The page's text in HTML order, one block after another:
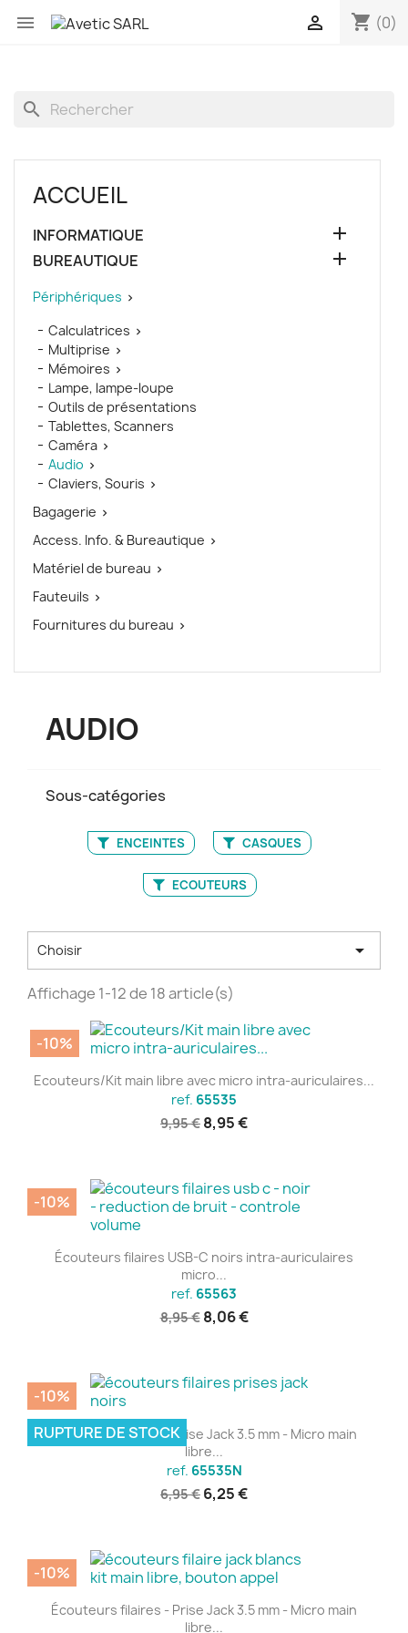
 shopping_cart (0)

search
ACCUEIL
INFORMATIQUE 
BUREAUTIQUE 
Périphériques 
Calculatrices 
Multiprise 
Mémoires 
Lampe, lampe-loupe
Outils de présentations
Tablettes, Scanners
Caméra 
Audio 
Claviers, Souris 
Bagagerie 
Access. Info. & Bureautique 
Matériel de bureau 
Fauteuils 
Fournitures du bureau 
AUDIO
Sous-catégories
ENCEINTES CASQUES
ECOUTEURS
Choisir 
Affichage 1-12 de 18 article(s)
Ecouteurs/Kit main libre avec micro intra-auriculaires...
ref. 65535
9,95 € 8,95 €
-10%
Écouteurs filaires USB-C noirs intra-auriculaires
micro...
ref. 65563
8,95 € 8,06 €
-10%
Écouteurs filaires - Prise Jack 3.5 mm - Micro main
libre...
ref. 65535N
6,95 € 6,25 €
-10%
RUPTURE DE STOCK
Écouteurs filaires - Prise Jack 3.5 mm - Micro main
libre...
-10%